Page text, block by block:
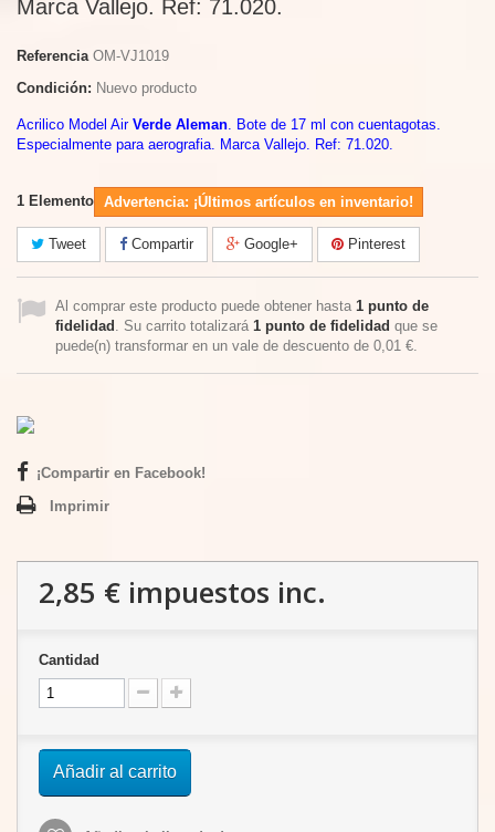
Marca Vallejo. Ref: 71.020.
Referencia OM-VJ1019
Condición: Nuevo producto
Acrilico Model Air Verde Aleman. Bote de 17 ml con cuentagotas.
Especialmente para aerografia. Marca Vallejo. Ref: 71.020.
1 Elemento Advertencia: ¡Últimos artículos en inventario!
Tweet Compartir Google+ Pinterest
Al comprar este producto puede obtener hasta 1 punto de
fidelidad . Su carrito totalizará 1 punto de fidelidad que se
puede(n) transformar en un vale de descuento de 0,01 €.
¡Compartir en Facebook!
Imprimir
2,85 € impuestos inc.
Cantidad
Añadir al carrito